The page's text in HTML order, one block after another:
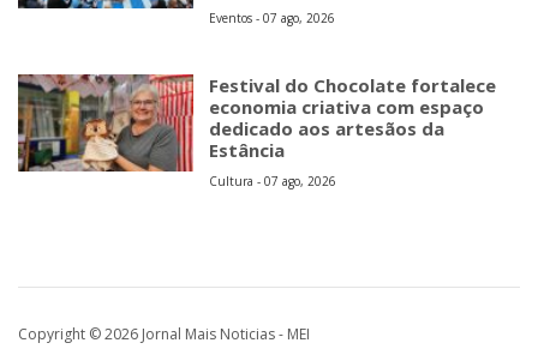
Eventos - 07 ago, 2026
Festival do Chocolate fortalece
economia criativa com espaço
dedicado aos artesãos da
Estância
Cultura - 07 ago, 2026
Copyright © 2026 Jornal Mais Noticias - MEI